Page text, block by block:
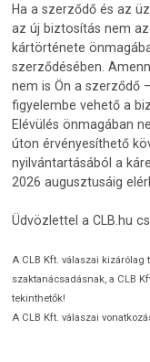
Ha a szerződő és az
az új biztosítás nem
kártörténete
szerződésében.
nem is Ön a szerződő
figyelembe vehető a
Elévülés önmagában
úton érvényesíthető
nyilvántartásából a
2026 augusztusáig
Üdvözlettel a CLB.hu
A CLB Kft. válaszai kizárólag
szaktanácsadásnak, a CLB
tekinthetők!
A CLB Kft. válaszai